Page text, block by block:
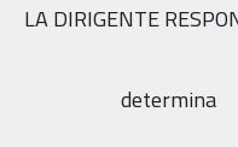
LA DIRIGENTE
determina